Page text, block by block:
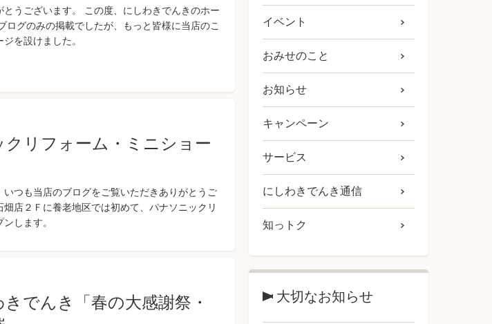
うございます。 この度、にしわきでんきのホー
ログのみの掲載でしたが、もっと皆様に当店のこ
を設けました。
リフォーム・ミニショー
つも当店のブログをご覧いただきありがとうご
店２Ｆに養老地区では初めて、パナソニックリ
ンします。
きでんき「春の大感謝祭・
イベント
おみせのこと
お知らせ
キャンペーン
サービス
にしわきでんき通信
知っトク
大切なお知らせ